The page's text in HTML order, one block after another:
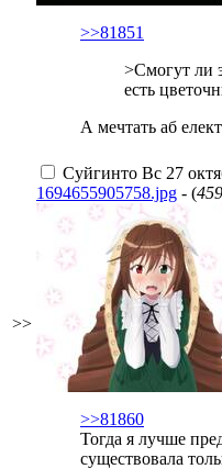
>>81851
>Смогут ли
есть
А мечтать аб
>>
Суйгинто Вс 27
1694655905758.jpg - (
>>81860
Тогда я лучше
существовала